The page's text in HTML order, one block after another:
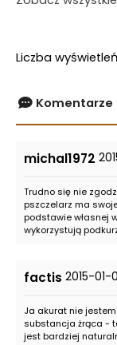
Liczba
Komentarze
michal1972
Trudno się nie
pszczelarz ma
podstawie własnej
wykorzystują
factis 2015-01-
Ja akurat nie
substancja żrąca -
jest bardziej